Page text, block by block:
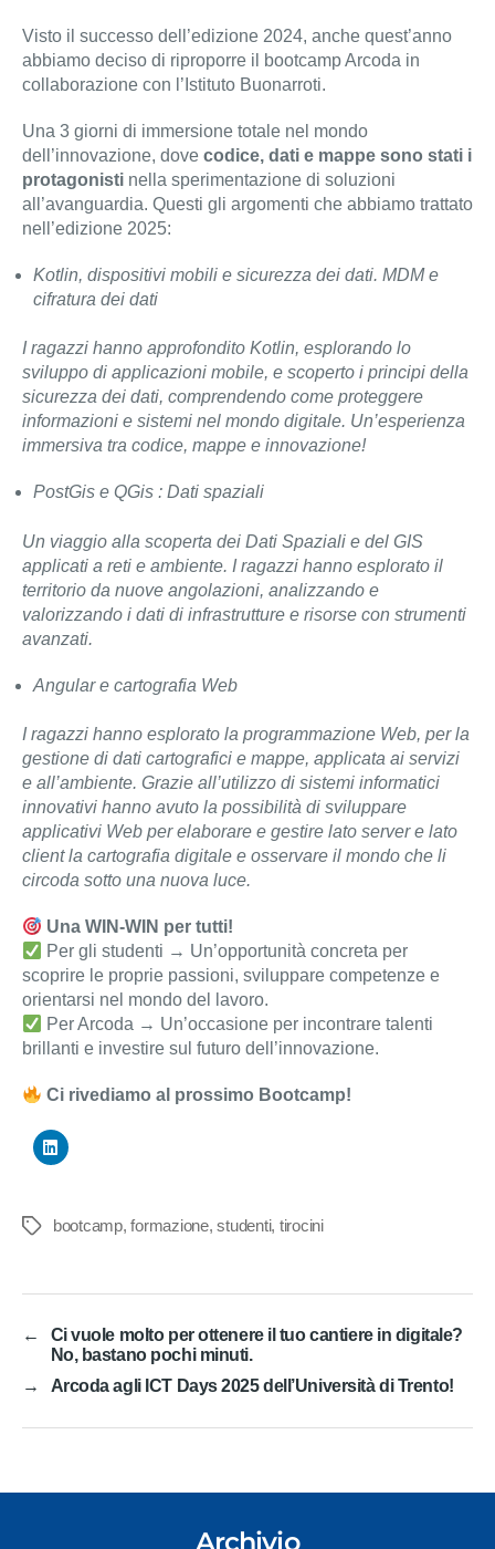
Visto il successo dell’edizione 2024, anche quest’anno
abbiamo deciso di riproporre il bootcamp Arcoda in
collaborazione con l’Istituto Buonarroti.
Una 3 giorni di immersione totale nel mondo
dell’innovazione, dove codice, dati e mappe sono stati i
protagonisti nella sperimentazione di soluzioni
all’avanguardia. Questi gli argomenti che abbiamo trattato
nell’edizione 2025:
Kotlin, dispositivi mobili e sicurezza dei dati. MDM e
cifratura dei dati
I ragazzi hanno approfondito Kotlin, esplorando lo
sviluppo di applicazioni mobile, e scoperto i principi della
sicurezza dei dati, comprendendo come proteggere
informazioni e sistemi nel mondo digitale. Un’esperienza
immersiva tra codice, mappe e innovazione!
PostGis e QGis : Dati spaziali
Un viaggio alla scoperta dei Dati Spaziali e del GIS
applicati a reti e ambiente. I ragazzi hanno esplorato il
territorio da nuove angolazioni, analizzando e
valorizzando i dati di infrastrutture e risorse con strumenti
avanzati.
Angular e cartografia Web
I ragazzi hanno esplorato la programmazione Web, per la
gestione di dati cartografici e mappe, applicata ai servizi
e all’ambiente. Grazie all’utilizzo di sistemi informatici
innovativi hanno avuto la possibilità di sviluppare
applicativi Web per elaborare e gestire lato server e lato
client la cartografia digitale e osservare il mondo che li
circoda sotto una nuova luce.
Una WIN-WIN per tutti!
Per gli studenti → Un’opportunità concreta per
scoprire le proprie passioni, sviluppare competenze e
orientarsi nel mondo del lavoro.
Per Arcoda → Un’occasione per incontrare talenti
brillanti e investire sul futuro dell’innovazione.
Ci rivediamo al prossimo Bootcamp!
Tag bootcamp,formazione,studenti, tirocini
←
Ci vuole molto per ottenere il tuo cantiere in digitale?
No, bastano pochi minuti.
→
Arcoda agli ICT Days 2025 dell’Università di Trento!
Archivio